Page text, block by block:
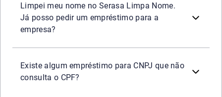
Limpei meu nome no Serasa Limpa Nome.
Já posso pedir um empréstimo para a
empresa?
Existe algum empréstimo para CNPJ que não
consulta o CPF?